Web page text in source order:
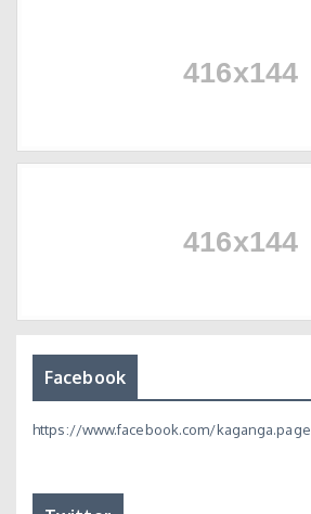
Facebook
https://www.facebook.com/kaganga.page